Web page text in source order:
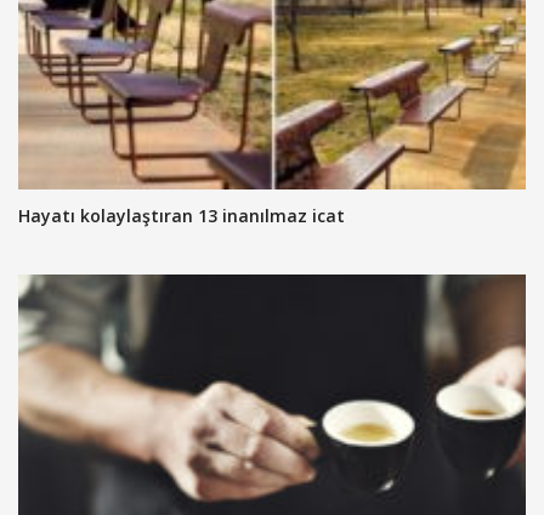
Hayatı kolaylaştıran 13 inanılmaz icat